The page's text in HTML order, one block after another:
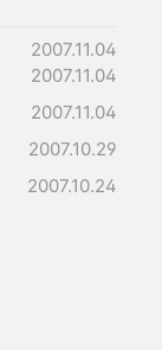
2007.11.04
2007.11.04
2007.11.04
2007.10.29
2007.10.24